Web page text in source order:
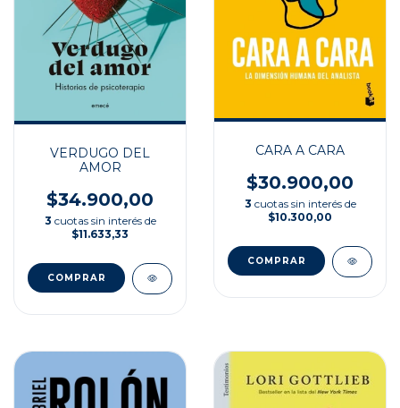
VERDUGO DEL
AMOR
$34.900,00
3 cuotas sin interés de
$11.633,33
CARA A CARA
$30.900,00
3 cuotas sin interés de
$10.300,00